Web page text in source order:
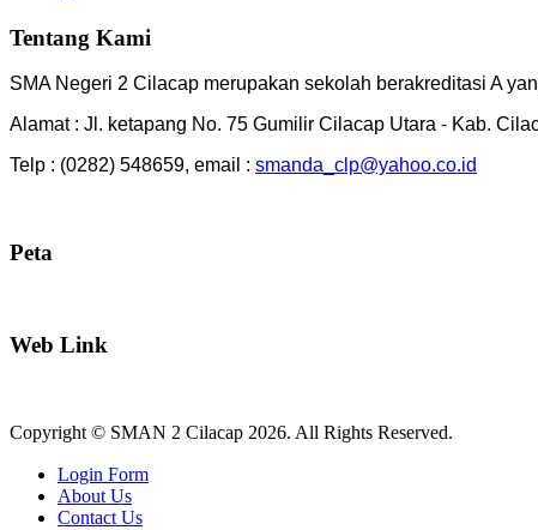
Tentang Kami
SMA Negeri 2 Cilacap merupakan sekolah berakreditasi A
Alamat : Jl. ketapang No. 75 Gumilir Cilacap Utara - Kab.
Telp : (0282) 548659, email : smanda_clp@yahoo.co.id
Peta
Web Link
Copyright © SMAN 2 Cilacap 2026. All Rights Reserved.
Login Form
About Us
Contact Us